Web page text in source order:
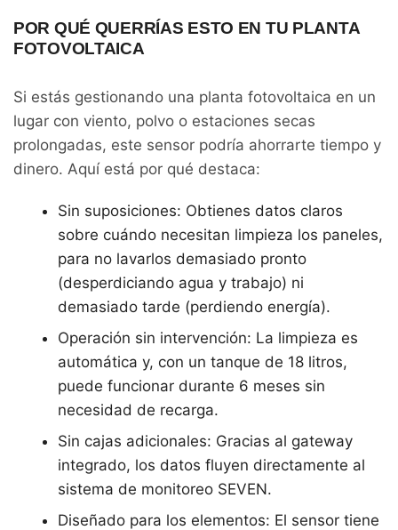
POR QUÉ QUERRÍAS ESTO EN TU PLANTA
FOTOVOLTAICA
Si estás gestionando una planta fotovoltaica en un
lugar con viento, polvo o estaciones secas
prolongadas, este sensor podría ahorrarte tiempo y
dinero. Aquí está por qué destaca:
Sin suposiciones: Obtienes datos claros
sobre cuándo necesitan limpieza los paneles,
para no lavarlos demasiado pronto
(desperdiciando agua y trabajo) ni
demasiado tarde (perdiendo energía).
Operación sin intervención: La limpieza es
automática y, con un tanque de 18 litros,
puede funcionar durante 6 meses sin
necesidad de recarga.
Sin cajas adicionales: Gracias al gateway
integrado, los datos fluyen directamente al
sistema de monitoreo SEVEN.
Diseñado para los elementos: El sensor tiene